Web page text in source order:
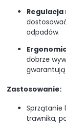
odpadów.
dobrze
Zastosowanie:
Sprzątanie
trawnika,